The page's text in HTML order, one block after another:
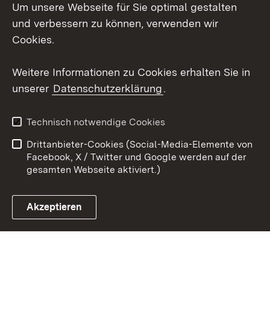
LinkedIn
Link zum Landesportal
Datenschutz
Barrierefreiheit
Impressum
Cookies
Um unsere Webseite für Sie optimal gestalten
und verbessern zu können, verwenden wir
Cookies.
Weitere Informationen zu Cookies erhalten Sie in
unserer Datenschutzerklärung.
Technisch notwendige Cookies
Drittanbieter-Cookies (Social-Media-Elemente von
Facebook, X / Twitter und Google werden auf der
gesamten Webseite aktiviert.)
Akzeptieren